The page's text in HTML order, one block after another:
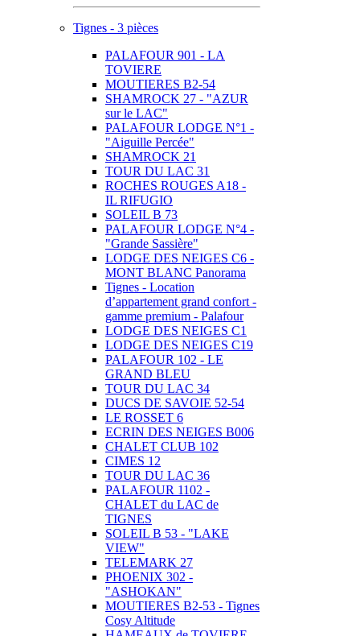
Tignes - 3 pièces
PALAFOUR 901 - LA
TOVIERE
MOUTIERES B2-54
SHAMROCK 27 - "AZUR
sur le LAC"
PALAFOUR LODGE N°1 -
"Aiguille Percée"
SHAMROCK 21
TOUR DU LAC 31
ROCHES ROUGES A18 -
IL RIFUGIO
SOLEIL B 73
PALAFOUR LODGE N°4 -
"Grande Sassière"
LODGE DES NEIGES C6 -
MONT BLANC Panorama
Tignes - Location
d’appartement grand confort -
gamme premium - Palafour
LODGE DES NEIGES C1
LODGE DES NEIGES C19
PALAFOUR 102 - LE
GRAND BLEU
TOUR DU LAC 34
DUCS DE SAVOIE 52-54
LE ROSSET 6
ECRIN DES NEIGES B006
CHALET CLUB 102
CIMES 12
TOUR DU LAC 36
PALAFOUR 1102 -
CHALET du LAC de
TIGNES
SOLEIL B 53 - "LAKE
VIEW"
TELEMARK 27
PHOENIX 302 -
"ASHOKAN"
MOUTIERES B2-53 - Tignes
Cosy Altitude